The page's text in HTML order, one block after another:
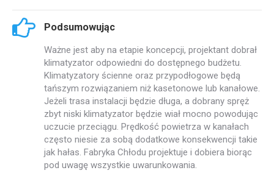
Podsumowując
Ważne jest aby na etapie koncepcji, projektant dobrał
klimatyzator odpowiedni do dostępnego budżetu.
Klimatyzatory ścienne oraz przypodłogowe będą
tańszym rozwiązaniem niż kasetonowe lub kanałowe.
Jeżeli trasa instalacji będzie długa, a dobrany spręż
zbyt niski klimatyzator będzie wiał mocno powodując
uczucie przeciągu. Prędkość powietrza w kanałach
często niesie za sobą dodatkowe konsekwencji takie
jak hałas. Fabryka Chłodu projektuje i dobiera biorąc
pod uwagę wszystkie uwarunkowania.